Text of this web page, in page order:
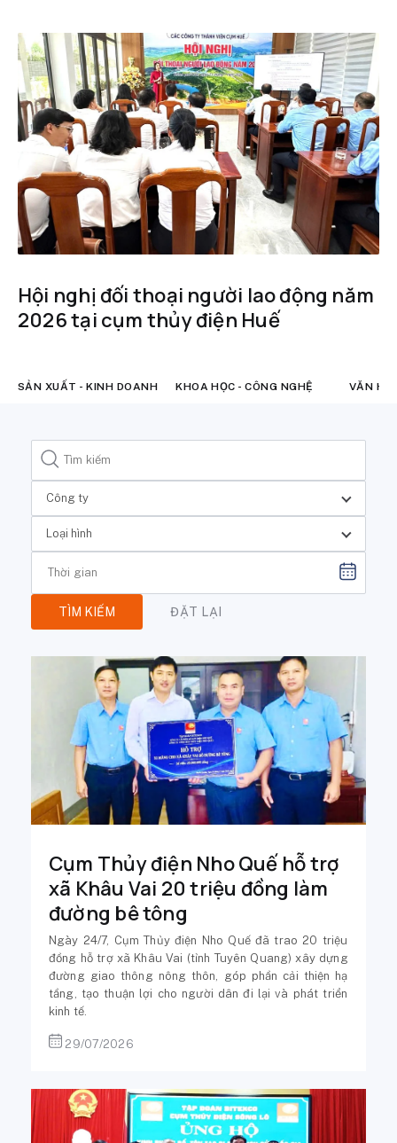
Hội nghị đối thoại người lao động năm
2026 tại cụm thủy điện Huế
SẢN XUẤT - KINH DOANH KHOA HỌC - CÔNG NGHỆ VĂN
Công ty
Loại hình
TÌM KIẾM ĐẶT LẠI
Cụm Thủy điện Nho Quế hỗ trợ
xã Khâu Vai 20 triệu đồng làm
đường bê tông
Ngày 24/7, Cụm Thủy điện Nho Quế đã trao 20 triệu
đồng hỗ trợ xã Khâu Vai (tỉnh Tuyên Quang) xây dựng
đường giao thông nông thôn, góp phần cải thiện hạ
tầng, tạo thuận lợi cho người dân đi lại và phát triển
kinh tế.
29/07/2026